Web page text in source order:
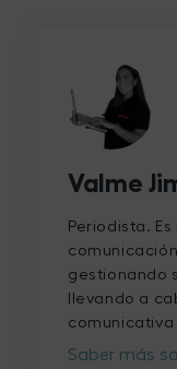
Valme
Periodista.
comunicación
gestionando
llevando a
comunicativa
Saber más